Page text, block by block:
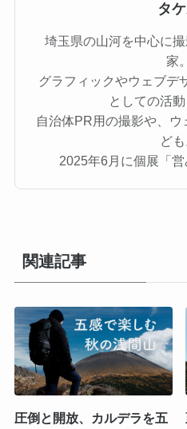
タ
埼玉県の山河を中心に
家。
グラフィックやウェブデ
としての活動
自治体PR用の撮影や、
ども
2025年6月に個展「営
関連記事
圧倒と開放、カルデラを五